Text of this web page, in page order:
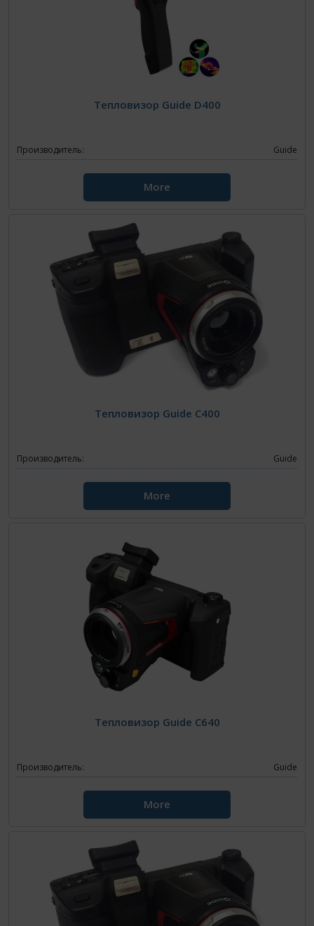
Тепловизор Guide D400
Производитель: Guide
More
Тепловизор Guide C400
Производитель: Guide
More
Тепловизор Guide C640
Производитель: Guide
More